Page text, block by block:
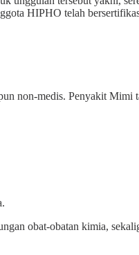
HIPHO telah
non-medis. Penyakit Mimi
obat-obatan kimia,